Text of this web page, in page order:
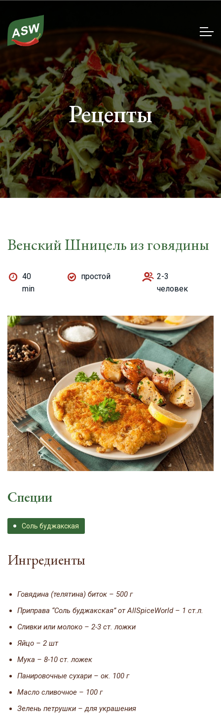
Рецепты
Венский Шницель из говядины
40
min
простой
2-3
человек
Специи
Соль буджакская
Ингредиенты
Говядина (телятина) биток – 500 г
Приправа “Соль буджакская” от AllSpiceWorld – 1 ст.л.
Сливки или молоко – 2-3 ст. ложки
Яйцо – 2 шт
Мука – 8-10 ст. ложек
Панировочные сухари – ок. 100 г
Масло сливочное – 100 г
Зелень петрушки – для украшения